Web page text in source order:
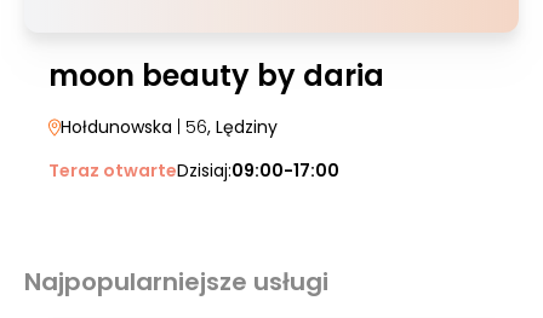
moon beauty by daria
Hołdunowska | 56, Lędziny
Teraz otwarteDzisiaj:09:00-17:00
Najpopularniejsze usługi